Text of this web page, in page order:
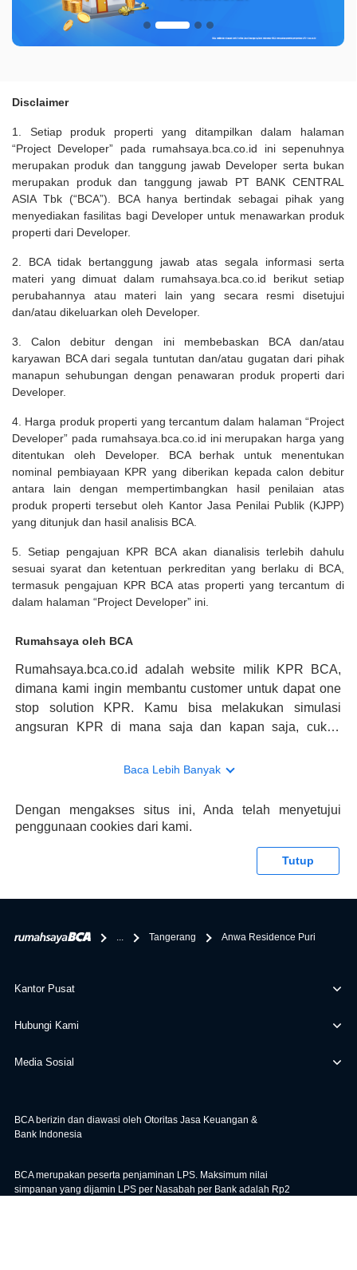
Disclaimer
1. Setiap produk properti yang ditampilkan dalam halaman
“Project Developer” pada rumahsaya.bca.co.id ini sepenuhnya
merupakan produk dan tanggung jawab Developer serta bukan
merupakan produk dan tanggung jawab PT BANK CENTRAL
ASIA Tbk (“BCA”). BCA hanya bertindak sebagai pihak yang
menyediakan fasilitas bagi Developer untuk menawarkan produk
properti dari Developer.
2. BCA tidak bertanggung jawab atas segala informasi serta
materi yang dimuat dalam rumahsaya.bca.co.id berikut setiap
perubahannya atau materi lain yang secara resmi disetujui
dan/atau dikeluarkan oleh Developer.
3. Calon debitur dengan ini membebaskan BCA dan/atau
karyawan BCA dari segala tuntutan dan/atau gugatan dari pihak
manapun sehubungan dengan penawaran produk properti dari
Developer.
4. Harga produk properti yang tercantum dalam halaman “Project
Developer” pada rumahsaya.bca.co.id ini merupakan harga yang
ditentukan oleh Developer. BCA berhak untuk menentukan
nominal pembiayaan KPR yang diberikan kepada calon debitur
antara lain dengan mempertimbangkan hasil penilaian atas
produk properti tersebut oleh Kantor Jasa Penilai Publik (KJPP)
yang ditunjuk dan hasil analisis BCA.
5. Setiap pengajuan KPR BCA akan dianalisis terlebih dahulu
sesuai syarat dan ketentuan perkreditan yang berlaku di BCA,
termasuk pengajuan KPR BCA atas properti yang tercantum di
dalam halaman “Project Developer” ini.
Rumahsaya oleh BCA
Rumahsaya.bca.co.id adalah website milik KPR BCA,
dimana kami ingin membantu customer untuk dapat one
stop solution KPR. Kamu bisa melakukan simulasi
angsuran KPR di mana saja dan kapan saja, cukup
konsultasi mengenai KPR, maka ada layanan live chat
memberikan keuntungan yang berlipat, persyaratan
pengajuan KPR BCA juga sangat mudah, kamu bisa cek
tentang properti disini BCA hanya sebagai pihak
bertanggung jawab terhadap informasi yang rekanan
Baca Lebih Banyak
Dengan mengakses situs ini, Anda telah menyetujui
penggunaan cookies dari kami.
Tutup
Tangerang Anwa Residence Puri
Kantor Pusat
Hubungi Kami
Media Sosial
BCA berizin dan diawasi oleh Otoritas Jasa Keuangan &
Bank Indonesia
BCA merupakan peserta penjaminan LPS. Maksimum nilai
simpanan yang dijamin LPS per Nasabah per Bank adalah Rp2